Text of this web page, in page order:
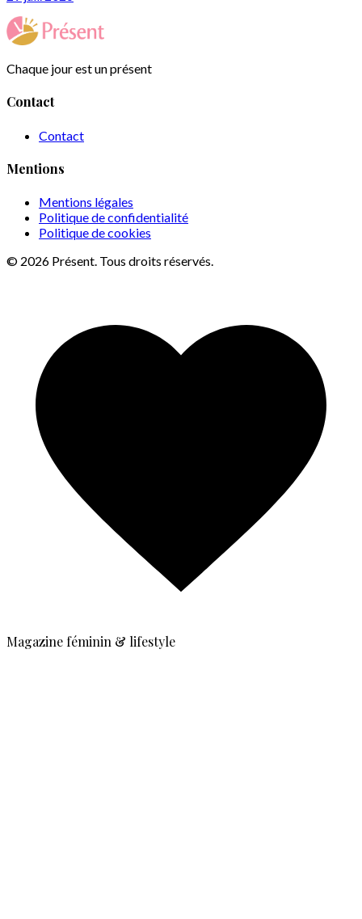
Chaque jour est un présent
Contact
Contact
Mentions
Mentions légales
Politique de confidentialité
Politique de cookies
© 2026 Présent. Tous droits réservés.
Magazine féminin & lifestyle